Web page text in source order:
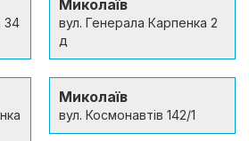
34
Миколаїв
вул. Генерала Карпенка 2
д
Миколаїв
вул. Космонавтів 142/1